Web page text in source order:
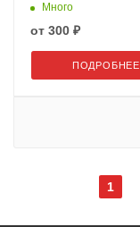
Много
от 300 ₽
ПОДРОБНЕЕ
1